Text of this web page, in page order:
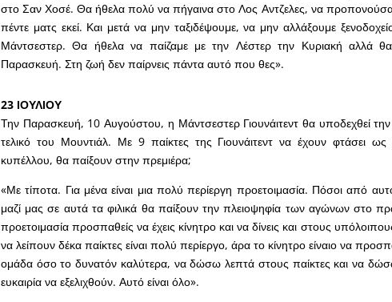
στο Σαν Χοσέ. Θα ήθελα πολύ να πήγαινα στο Λος Αντζελες, να προπονούσα
πέντε ματς εκεί. Και μετά να μην ταξιδέψουμε, να μην αλλάξουμε
Μάντσεστερ. Θα ήθελα να παίζαμε με την Λέστερ την Κυριακή αλλά
Παρασκευή. Στη ζωή δεν παίρνεις πάντα αυτό που θες».
23 ΙΟΥΛΙΟΥ
Την Παρασκευή, 10 Αυγούστου, η Μάντσεστερ Γιουνάιτεντ θα υποδεχθεί
τελικό του Μουντιάλ. Με 9 παίκτες της Γιουνάιτεντ να έχουν φτάσει
κυπέλλου, θα παίξουν στην πρεμιέρα;
«Με τίποτα. Για μένα είναι μια πολύ περίεργη προετοιμασία. Πόσοι από
μαζί μας σε αυτά τα φιλικά θα παίξουν την πλειοψηφία των αγώνων στο
προετοιμασία προσπαθείς να έχεις κίνητρο και να δίνεις και στους
να λείπουν δέκα παίκτες είναι πολύ περίεργο, άρα το κίνητρο είναιο να
ομάδα όσο το δυνατόν καλύτερα, να δώσω λεπτά στους παίκτες και να
ευκαιρία να εξελιχθούν. Αυτό είναι όλο».